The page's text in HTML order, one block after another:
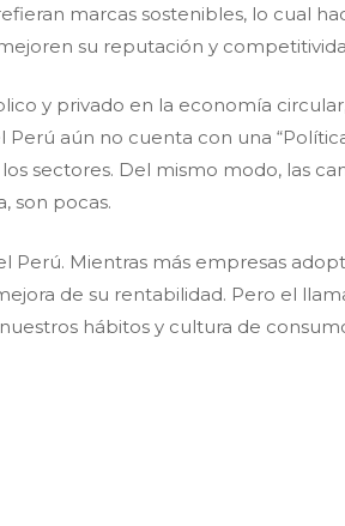
marcas sostenibles, lo cual
su reputación y
y privado en la economía
aún no cuenta con una
sectores. Del mismo modo, las
son pocas.
Perú. Mientras más empresas
de su rentabilidad. Pero el
hábitos y cultura de